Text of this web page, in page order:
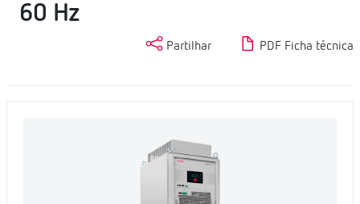
60 Hz
Partilhar PDF Ficha técnica